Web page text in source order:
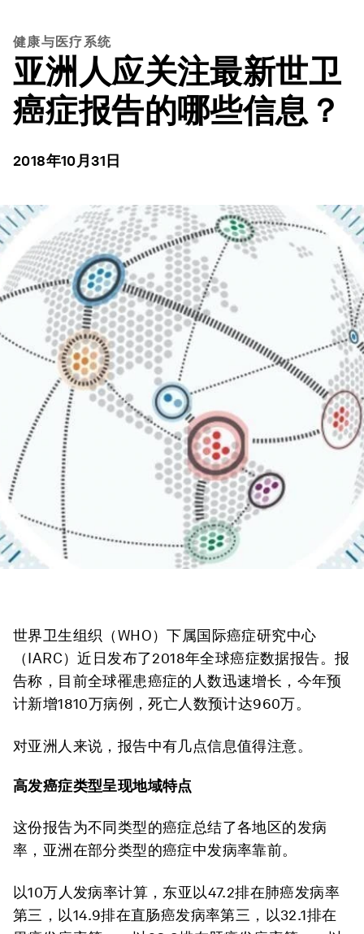
健康与医疗系统
亚洲人应关注最新世卫
癌症报告的哪些信息？
2018年10月31日
世界卫生组织（WHO）下属国际癌症研究中心
（IARC）近日发布了2018年全球癌症数据报告。报
告称，目前全球罹患癌症的人数迅速增长，今年预
计新增1810万病例，死亡人数预计达960万。
对亚洲人来说，报告中有几点信息值得注意。
高发癌症类型呈现地域特点
这份报告为不同类型的癌症总结了各地区的发病
率，亚洲在部分类型的癌症中发病率靠前。
以10万人发病率计算，东亚以47.2排在肺癌发病率
第三，以14.9排在直肠癌发病率第三，以32.1排在